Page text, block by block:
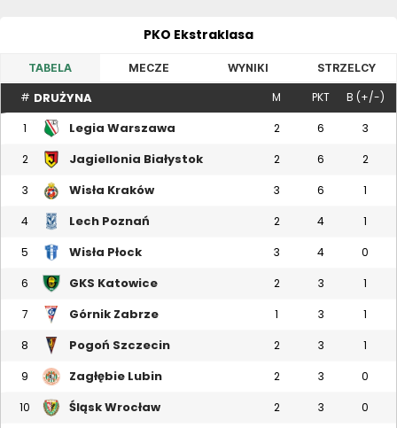
PKO Ekstraklasa
TABELA MECZE WYNIKI STRZELCY
# DRUŻYNA M PKT B (+/-)
1 Legia Warszawa 2 6 3
2 Jagiellonia Białystok 2 6 2
3 Wisła Kraków 3 6 1
4 Lech Poznań 2 4 1
5 Wisła Płock 3 4 0
6 GKS Katowice 2 3 1
7 Górnik Zabrze 1 3 1
8 Pogoń Szczecin 2 3 1
9 Zagłębie Lubin 2 3 0
10 Śląsk Wrocław 2 3 0